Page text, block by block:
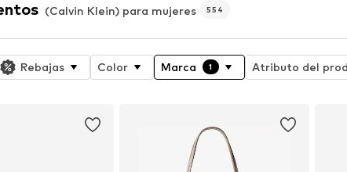
(Calvin Klein) para mujeres 554
Rebajas Color Marca 1 Atributo del